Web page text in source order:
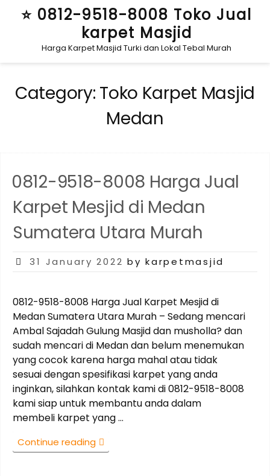
⭐ 0812-9518-8008 Toko Jual
karpet Masjid
Harga Karpet Masjid Turki dan Lokal Tebal Murah
Category: Toko Karpet Masjid
Medan
0812-9518-8008 Harga Jual
Karpet Mesjid di Medan
Sumatera Utara Murah
Posted
31 January 2022 by karpetmasjid
0812-9518-8008 Harga Jual Karpet Mesjid di
Medan Sumatera Utara Murah – Sedang mencari
Ambal Sajadah Gulung Masjid dan musholla? dan
sudah mencari di Medan dan belum menemukan
yang cocok karena harga mahal atau tidak
sesuai dengan spesifikasi karpet yang anda
inginkan, silahkan kontak kami di 0812-9518-8008
kami siap untuk membantu anda dalam
membeli karpet yang …
Continue reading “0812-
9518-